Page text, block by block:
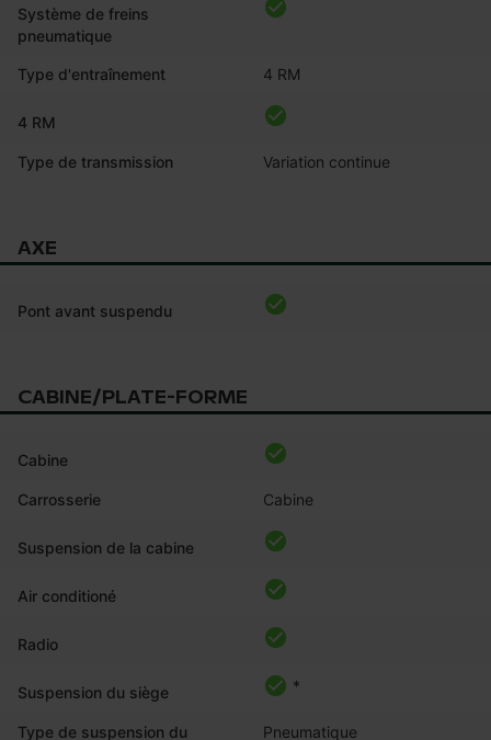
Système de freins
pneumatique
Type d'entraînement 4 RM
4 RM
Type de transmission Variation continue
AXE
Pont avant suspendu
CABINE/PLATE-FORME
Cabine
Carrosserie Cabine
Suspension de la cabine
Air conditioné
Radio
Suspension du siège *
Type de suspension du Pneumatique